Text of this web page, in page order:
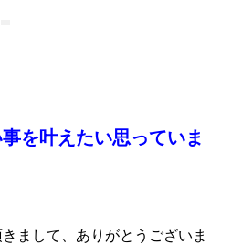
事を叶えたい思っていま
まして、ありがとうございま